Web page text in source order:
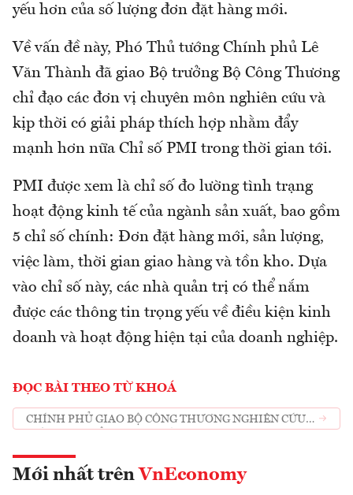
yếu hơn của số lượng đơn đặt hàng mới.
Về vấn đề này, Phó Thủ tướng Chính phủ Lê
Văn Thành đã giao Bộ trưởng Bộ Công Thương
chỉ đạo các đơn vị chuyên môn nghiên cứu và
kịp thời có giải pháp thích hợp nhằm đẩy
mạnh hơn nữa Chỉ số PMI trong thời gian tới.
PMI được xem là chỉ số đo lường tình trạng
hoạt động kinh tế của ngành sản xuất, bao gồm
5 chỉ số chính: Đơn đặt hàng mới, sản lượng,
việc làm, thời gian giao hàng và tồn kho. Dựa
vào chỉ số này, các nhà quản trị có thể nắm
được các thông tin trọng yếu về điều kiện kinh
doanh và hoạt động hiện tại của doanh nghiệp.
ĐỌC BÀI THEO TỪ KHOÁ
CHÍNH PHỦ GIAO BỘ CÔNG THƯƠNG NGHIÊN CỨU
Mới nhất trên VnEconomy